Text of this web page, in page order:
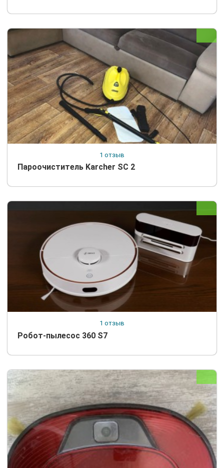
1 отзыв
Пароочиститель Karcher SC 2
1 отзыв
Робот-пылесос 360 S7